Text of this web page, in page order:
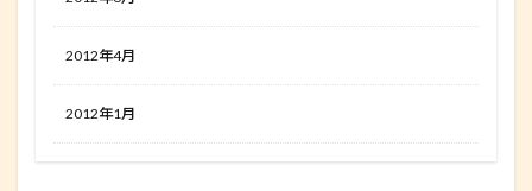
2012年4月
2012年1月